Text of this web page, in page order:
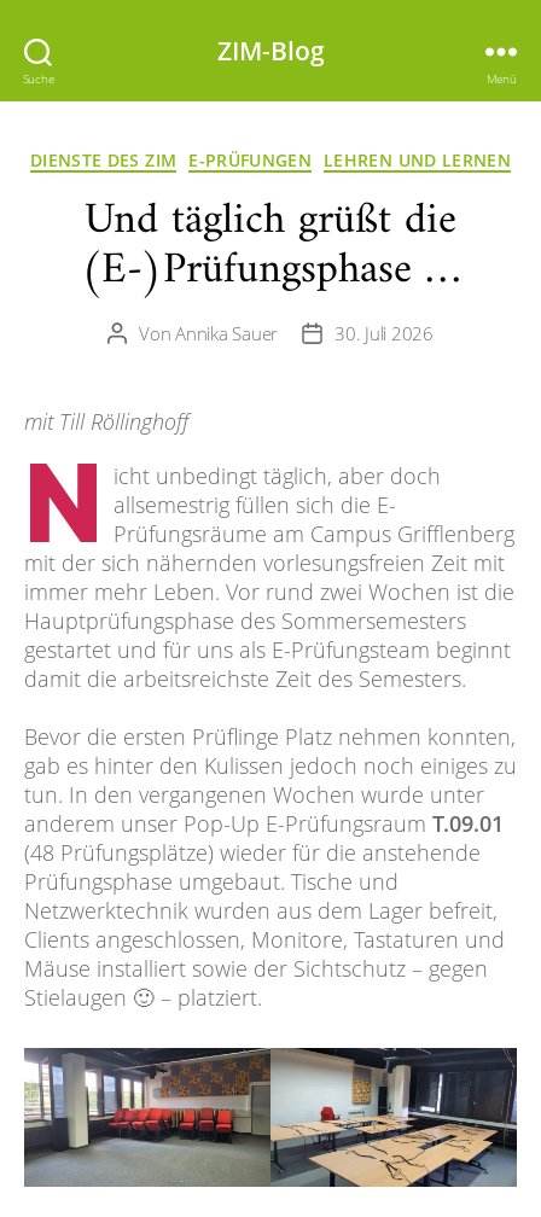
Suche
ZIM-Blog
Menü
Kategorien
DIENSTE DES ZIM E-PRÜFUNGEN LEHREN UND LERNEN
Und täglich grüßt die
(E-)Prüfungsphase …
Beitragsautor
VonAnnika Sauer Veröffentlichungsdatum
30. Juli 2026
mit Till Röllinghoff
N
icht unbedingt täglich, aber doch
allsemestrig füllen sich die E-
Prüfungsräume am Campus Grifflenberg
mit der sich nähernden vorlesungsfreien Zeit mit
immer mehr Leben. Vor rund zwei Wochen ist die
Hauptprüfungsphase des Sommersemesters
gestartet und für uns als E-Prüfungsteam beginnt
damit die arbeitsreichste Zeit des Semesters.
Bevor die ersten Prüflinge Platz nehmen konnten,
gab es hinter den Kulissen jedoch noch einiges zu
tun. In den vergangenen Wochen wurde unter
anderem unser Pop-Up E-Prüfungsraum T.09.01
(48 Prüfungsplätze) wieder für die anstehende
Prüfungsphase umgebaut. Tische und
Netzwerktechnik wurden aus dem Lager befreit,
Clients angeschlossen, Monitore, Tastaturen und
Mäuse installiert sowie der Sichtschutz – gegen
Stielaugen 🙂 – platziert.